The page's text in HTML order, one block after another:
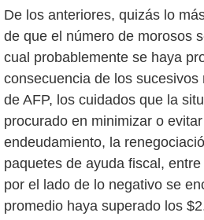
De los anteriores, quizás lo
de que el número de morosos
cual probablemente se haya
consecuencia de los
de AFP, los cuidados que la
procurado en minimizar o
endeudamiento, la
paquetes de ayuda fiscal,
por el lado de lo negativo se
promedio haya superado los